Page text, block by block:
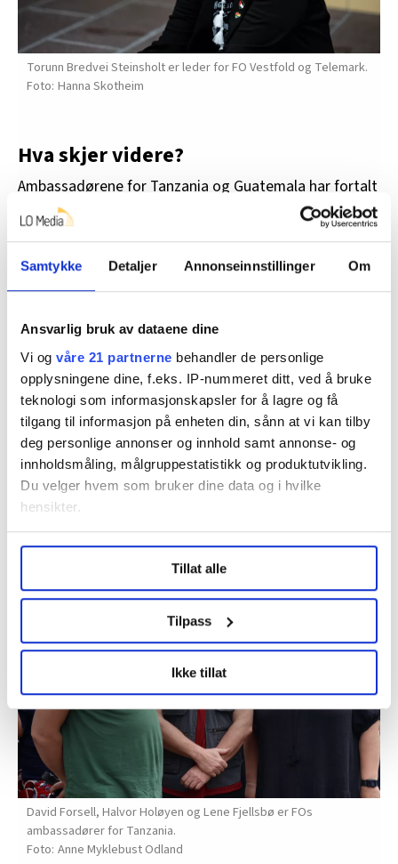
Samtykke Detaljer Annonseinnstillinger Om
Ansvarlig bruk av dataene dine
Vi og våre 21 partnerne behandler de personlige
opplysningene dine, f.eks. IP-nummeret ditt, ved å bruke
teknologi som informasjonskapsler for å lagre og få
tilgang til informasjon på enheten din, sånn at vi kan tilby
deg personlige annonser og innhold samt annonse- og
innholdsmåling, målgruppestatistikk og produktutvikling.
Du velger hvem som bruker dine data og i hvilke
hensikter.
Undermer infokan du lese om hvordan dine personlige
data behandles og hvordan du kan velge hvordan de skal
brukes. Du kan hele tiden endre eller trekke tilbake ditt
samtykke fra erklæringen om informasjonskapsler.
LO Medias publikasjoner frifagbevegelse.no, hk-nytt.no
og fontene.no bruker informasjonskapsler (cookies) for å
lære hvordan våre nettsider blir brukt slik at vi tilby
relevant innhold, tilpassede annonser og utarbeide
statistikk.
Vi deler bare informasjon om hvordan du bruker
nettstedet med LO Medias egne samarbeidspartnere
innenfor analyse og annonsering. Disse er angitt i
oversikten lengre ned på denne siden.
Tillat alle
Tilpass
Ikke tillat
Torunn Bredvei Steinsholt er leder for FO Vestfold og Telemark.
Hanna Skotheim
Hva skjer videre?
Ambassadørene for Tanzania og Guatemala har fortalt
om sine erfaringer fra turene på landsstyremøter og
andre møter med FOs avdelinger.
Nå er Lene Fjellsbø, en av ambassadørene for Tanzania
og avdelingssekretær i FO Vestland, spent på hva som
– Om arbeidet stopper opp eller tas videre. Det er
uansett viktig at avdelingene ser helheten i alle
prosjektene, sier Fjellsbø og sikter til prosjektene
i alle de tre landene.
– Dette er ikke en engangsgreie og så er vi ferdig.
Dette er prosjekter som det kontinuerlig må jobbes
med, legger David Forsell til, som også er blant
Tanzania-ambassadørene.
David Forsell, Halvor Holøyen og Lene Fjellsbø er FOs
ambassadører for Tanzania.
Anne Myklebust Odland